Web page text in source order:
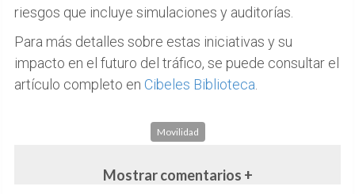
riesgos que incluye simulaciones y auditorías.
Para más detalles sobre estas iniciativas y su
impacto en el futuro del tráfico, se puede consultar el
artículo completo en Cibeles Biblioteca
Movilidad
Mostrar comentarios +